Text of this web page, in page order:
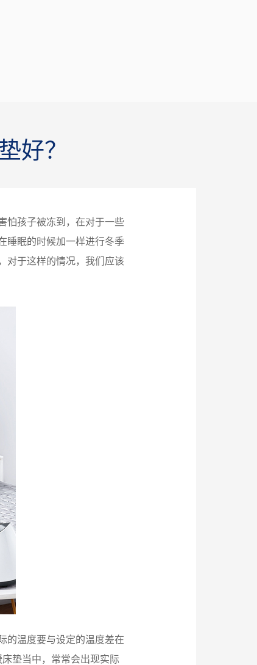
好？
怕孩子被冻到，在对于一些
睡眠的时候加一样进行冬季
对于这样的情况，我们应该
的温度要与设定的温度差在
垫当中，常常会出现实际